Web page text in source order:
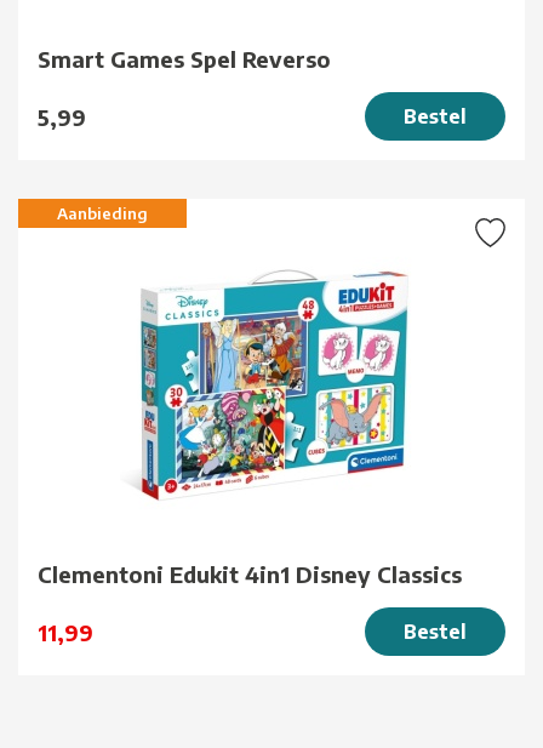
Smart Games Spel Reverso
5,99 Bestel
Aanbieding
Clementoni Edukit 4in1 Disney Classics
11,99 Bestel